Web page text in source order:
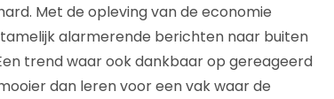
Met de opleving van de economie
alarmerende berichten naar buiten
trend waar ook dankbaar op gereageerd
dan leren voor een vak waar de